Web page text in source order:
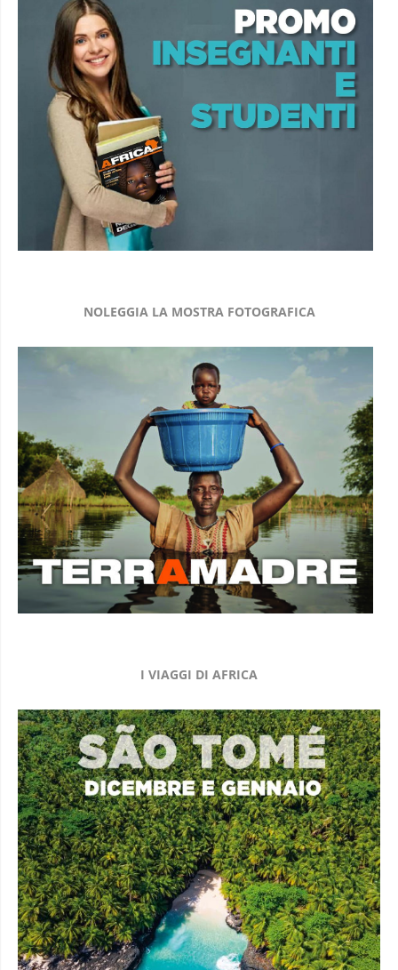
NOLEGGIA LA MOSTRA FOTOGRAFICA
I VIAGGI DI AFRICA